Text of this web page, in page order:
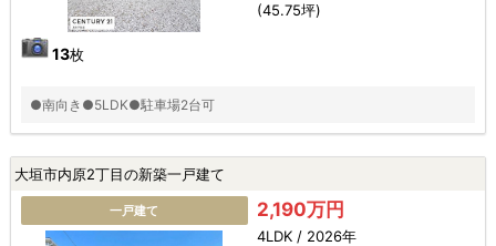
13枚
(45.75坪)
●南向き●5LDK●駐車場2台可
大垣市内原2丁目の新築一戸建て
一戸建て 2,190万円
4LDK / 2026年